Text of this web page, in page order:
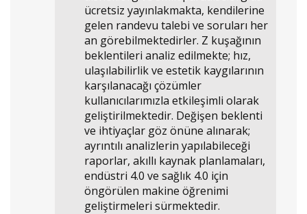
ücretsiz yayınlakmakta, kendilerine
gelen randevu talebi ve soruları her
an görebilmektedirler. Z kuşağının
beklentileri analiz edilmekte; hız,
ulaşılabilirlik ve estetik kaygılarının
karşılanacağı çözümler
kullanıcılarımızla etkileşimli olarak
geliştirilmektedir. Değişen beklenti
ve ihtiyaçlar göz önüne alınarak;
ayrıntılı analizlerin yapılabileceği
raporlar, akıllı kaynak planlamaları,
endüstri 4.0 ve sağlık 4.0 için
öngörülen makine öğrenimi
geliştirmeleri sürmektedir.